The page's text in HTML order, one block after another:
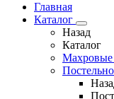
Главная
Каталог
Назад
Каталог
Махровые